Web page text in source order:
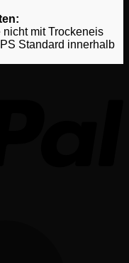
mit Trockeneis
Standard innerhalb